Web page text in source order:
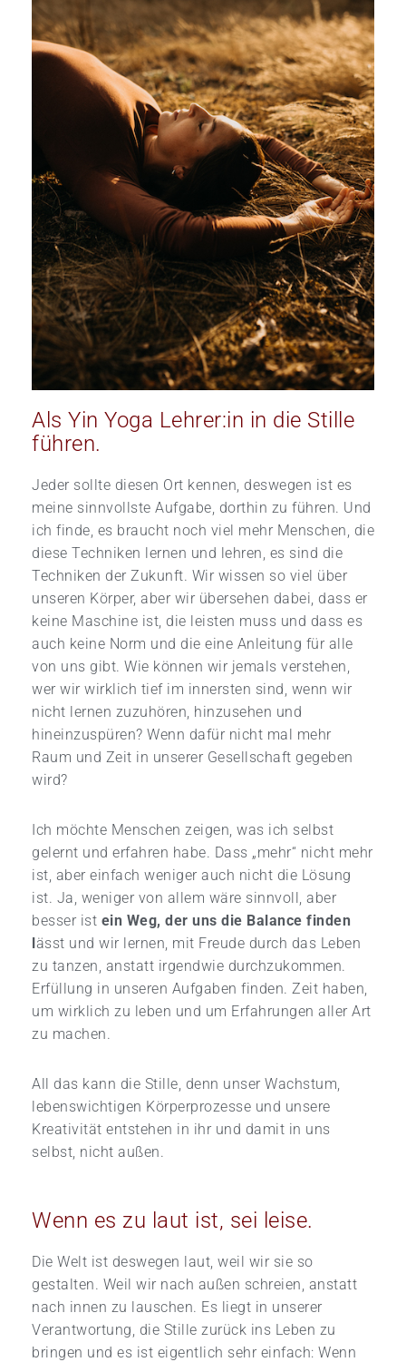
Als Yin Yoga Lehrer:in in die Stille
führen.
Jeder sollte diesen Ort kennen, deswegen ist es
meine sinnvollste Aufgabe, dorthin zu führen. Und
ich finde, es braucht noch viel mehr Menschen, die
diese Techniken lernen und lehren, es sind die
Techniken der Zukunft. Wir wissen so viel über
unseren Körper, aber wir übersehen dabei, dass er
keine Maschine ist, die leisten muss und dass es
auch keine Norm und die eine Anleitung für alle
von uns gibt. Wie können wir jemals verstehen,
wer wir wirklich tief im innersten sind, wenn wir
nicht lernen zuzuhören, hinzusehen und
hineinzuspüren? Wenn dafür nicht mal mehr
Raum und Zeit in unserer Gesellschaft gegeben
wird?
Ich möchte Menschen zeigen, was ich selbst
gelernt und erfahren habe. Dass „mehr“ nicht mehr
ist, aber einfach weniger auch nicht die Lösung
ist. Ja, weniger von allem wäre sinnvoll, aber
besser ist ein Weg, der uns die Balance finden
lässt und wir lernen, mit Freude durch das Leben
zu tanzen, anstatt irgendwie durchzukommen.
Erfüllung in unseren Aufgaben finden. Zeit haben,
um wirklich zu leben und um Erfahrungen aller Art
zu machen.
All das kann die Stille, denn unser Wachstum,
lebenswichtigen Körperprozesse und unsere
Kreativität entstehen in ihr und damit in uns
selbst, nicht außen.
Wenn es zu laut ist, sei leise.
Die Welt ist deswegen laut, weil wir sie so
gestalten. Weil wir nach außen schreien, anstatt
nach innen zu lauschen. Es liegt in unserer
Verantwortung, die Stille zurück ins Leben zu
bringen und es ist eigentlich sehr einfach: Wenn